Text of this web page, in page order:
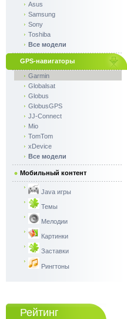
Asus
Samsung
Sony
Toshiba
Все модели
GPS-навигаторы
Garmin
Globalsat
Globus
GlobusGPS
JJ-Connect
Mio
TomTom
xDevice
Все модели
Мобильный контент
Java игры
Темы
Мелодии
Картинки
Заставки
Рингтоны
Рейтинг